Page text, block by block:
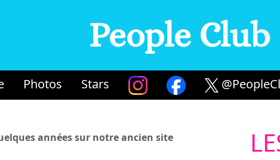
People Club
Photos Stars
années sur notre ancien site